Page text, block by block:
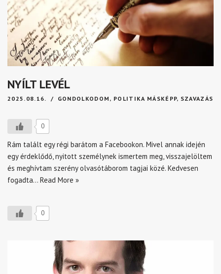
NYÍLT LEVÉL
2025.08.16. GONDOLKODOM , POLITIKA MÁSKÉPP, SZAVAZÁS
0
Rám talált egy régi barátom a Facebookon. Mivel annak idején
egy érdeklődő, nyitott személynek ismertem meg, visszajelöltem
és meghívtam szerény olvasótáborom tagjai közé. Kedvesen
fogadta… Read More »
0